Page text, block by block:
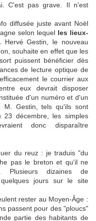
C'est pas grave. Il n'est
diffusée juste avant Noël
selon lequel les lieux-
Hervé Gestin, le nouveau
souhaite en effet que les
puissent bénéficier dès
de lecture optique de
le courrier aux
eux devrait disposer
d'un numéro et d'un
Gestin, tels qu'ils sont
23 décembre, les simples
donc disparaître
du reuz : je traduis "du
pas le breton et qu'il ne
Plusieurs dizaines de
jours sur le site
rester au Moyen-Âge :
passent pour des "ploucs"
partie des habitants de